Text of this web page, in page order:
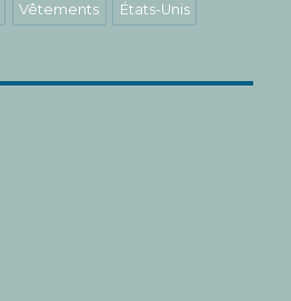
Vêtements États-Unis